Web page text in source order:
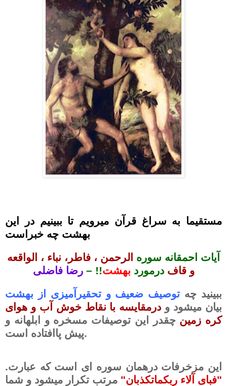
مستقیما به سراغ قرآن میرویم تا ببینیم در این
بهشت چه خبراست
یات احمقانه سوره الرحمن ، فاطر، نباء ، الواقعه
و قاف درمورد بهشت!! – رضا فاضلی
ببینید چه توصیف ضعیف و تحقیرآمیزی از بهشت
بیان میشود و درمقایسه با نقاط خوش آب و هوای
کره زمین چقدر این توصیفات مسخره و ابلهانه و
پیش پاافتاده است.
.این مزخرفات درهمان سوره ای است که عبارت
"فبای آلاء ربکماتکذبان" مرتب تکرار میشود و شما